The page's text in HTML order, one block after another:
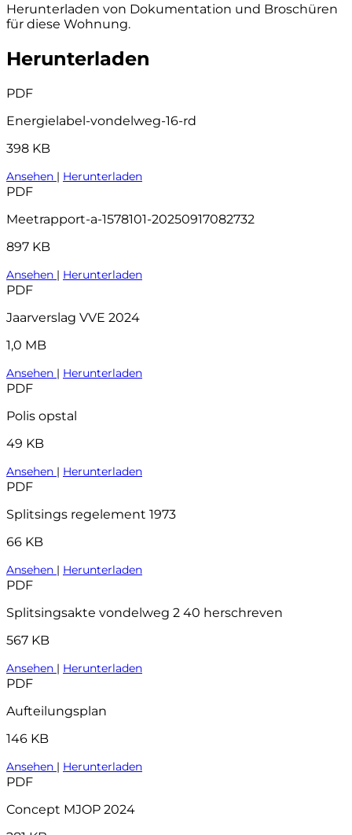
Herunterladen von Dokumentation und Broschüren
für diese Wohnung.
Herunterladen
PDF
Energielabel-vondelweg-16-rd
398 KB
Ansehen | Herunterladen
PDF
Meetrapport-a-1578101-20250917082732
897 KB
Ansehen | Herunterladen
PDF
Jaarverslag VVE 2024
1,0 MB
Ansehen | Herunterladen
PDF
Polis opstal
49 KB
Ansehen | Herunterladen
PDF
Splitsings regelement 1973
66 KB
Ansehen | Herunterladen
PDF
Splitsingsakte vondelweg 2 40 herschreven
567 KB
Ansehen | Herunterladen
PDF
Aufteilungsplan
146 KB
Ansehen | Herunterladen
PDF
Concept MJOP 2024